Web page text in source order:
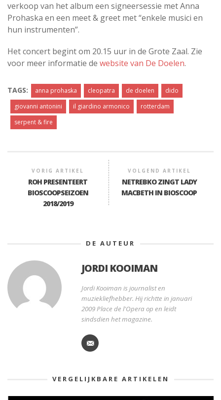
verkoop van het album een signeersessie met Anna
Prohaska en een meet & greet met “enkele musici en
hun instrumenten”.
Het concert begint om 20.15 uur in de Grote Zaal. Zie
voor meer informatie de website van De Doelen.
TAGS: anna prohaska cleopatra de doelen
dido
giovanni antonini
il giardino armonico
rotterdam
serpent & fire
VORIG ARTIKEL
ROH PRESENTEERT
BIOSCOOPSEIZOEN
2018/2019
VOLGEND ARTIKEL
NETREBKO ZINGT LADY
MACBETH IN BIOSCOOP
DE AUTEUR
JORDI KOOIMAN
Jordi Kooiman is journalist en
muziekliefhebber. Hij richtte in januari
2009 Place de l'Opera op en leidt
sindsdien het magazine.
VERGELIJKBARE ARTIKELEN